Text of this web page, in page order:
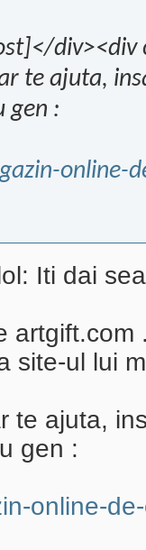
div><div
te ajuta,
gen :
online-
Iti dai
site-ul lui
te ajuta,
gen :
online-